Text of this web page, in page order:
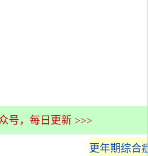
号，每日更新 >>>
更年期综合